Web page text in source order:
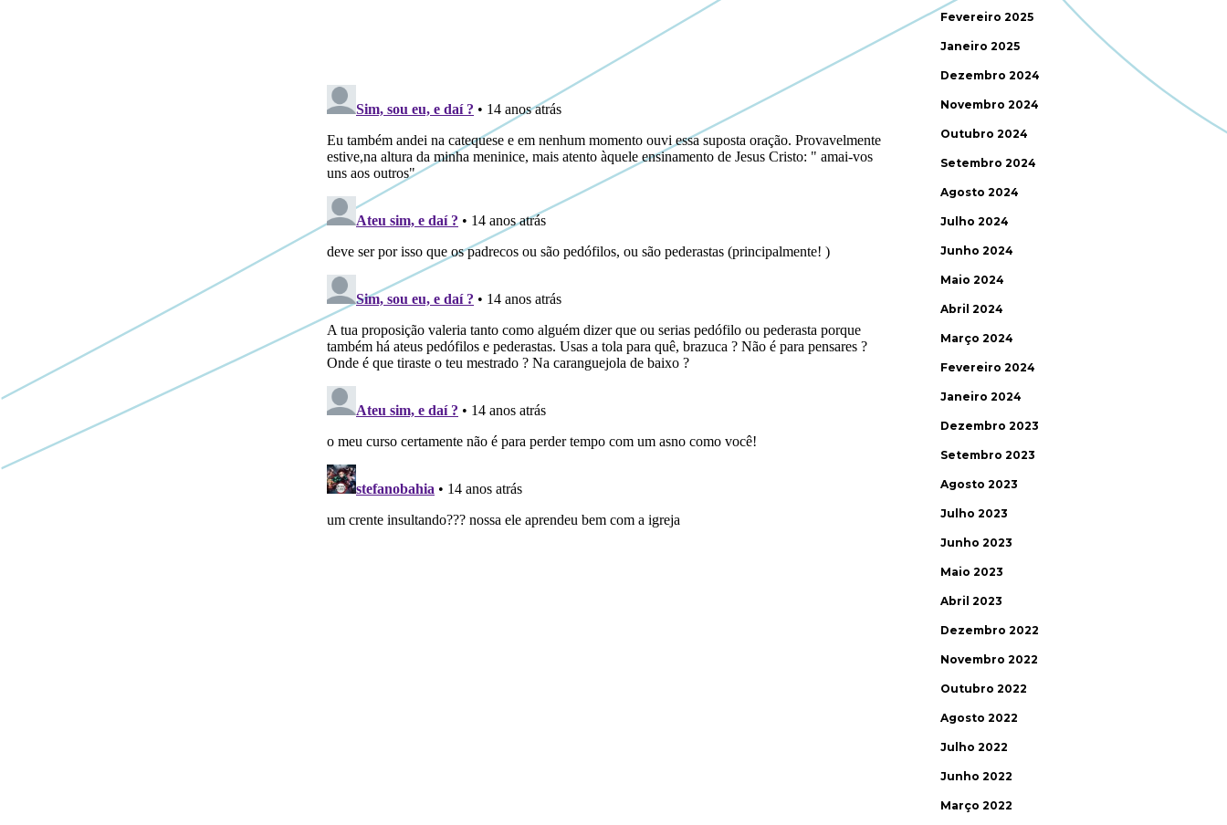
Fevereiro 2025
Janeiro 2025
Dezembro 2024
Novembro 2024
Outubro 2024
Setembro 2024
Agosto 2024
Julho 2024
Junho 2024
Maio 2024
Abril 2024
Março 2024
Fevereiro 2024
Janeiro 2024
Dezembro 2023
Setembro 2023
Agosto 2023
Julho 2023
Junho 2023
Maio 2023
Abril 2023
Dezembro 2022
Novembro 2022
Outubro 2022
Agosto 2022
Julho 2022
Junho 2022
Março 2022